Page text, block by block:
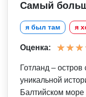
Самый
я был там я
Оценка:
Готланд – остров
уникальной
Балтийском море